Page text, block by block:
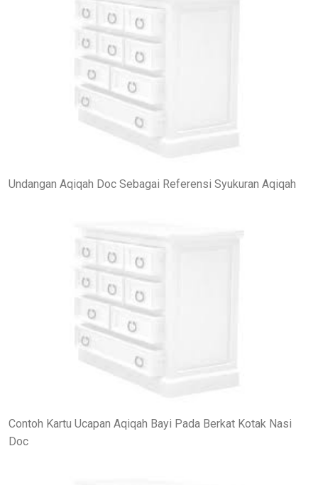
Undangan Aqiqah Doc Sebagai Referensi Syukuran Aqiqah
Contoh Kartu Ucapan Aqiqah Bayi Pada Berkat Kotak Nasi
Doc